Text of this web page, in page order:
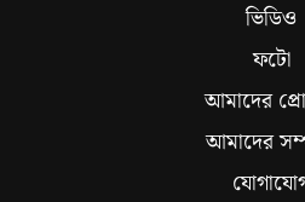
ভিডিও
ফটো
আমাদের
আমাদের